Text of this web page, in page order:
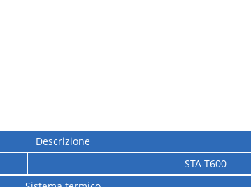
Descrizione
STA-T600